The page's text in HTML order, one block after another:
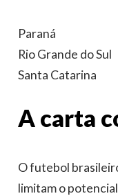
Paraná
Rio Grande do Sul
Santa Catarina
A carta
O futebol
limitam o